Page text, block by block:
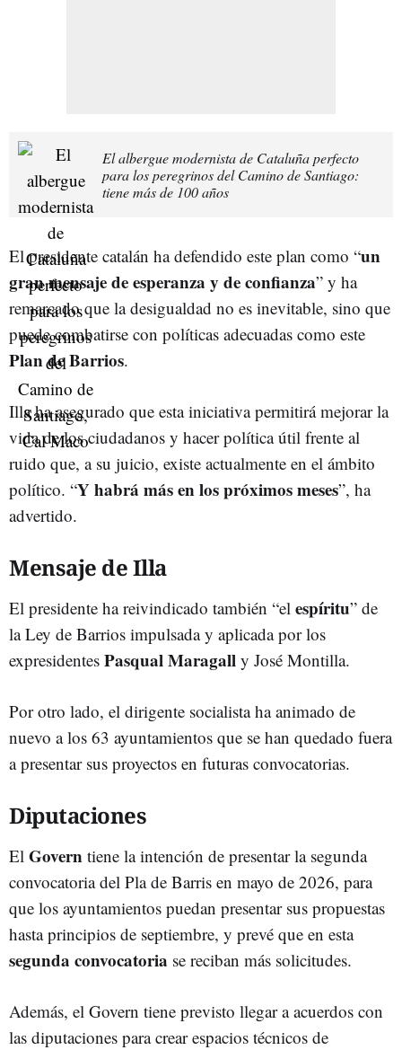
El albergue modernista de Cataluña perfecto
para los peregrinos del Camino de Santiago:
tiene más de 100 años
El presidente catalán ha defendido este plan como “un
gran mensaje de esperanza y de confianza” y ha
remarcado que la desigualdad no es inevitable, sino que
puede combatirse con políticas adecuadas como este
Plan de Barrios.
Illa ha asegurado que esta iniciativa permitirá mejorar la
vida de los ciudadanos y hacer política útil frente al
ruido que, a su juicio, existe actualmente en el ámbito
político. “Y habrá más en los próximos meses”, ha
advertido.
Mensaje de Illa
El presidente ha reivindicado también “el espíritu” de
la Ley de Barrios impulsada y aplicada por los
expresidentes Pasqual Maragall y José Montilla.
Por otro lado, el dirigente socialista ha animado de
nuevo a los 63 ayuntamientos que se han quedado fuera
a presentar sus proyectos en futuras convocatorias.
Diputaciones
El Govern tiene la intención de presentar la segunda
convocatoria del Pla de Barris en mayo de 2026, para
que los ayuntamientos puedan presentar sus propuestas
hasta principios de septiembre, y prevé que en esta
segunda convocatoria se reciban más solicitudes.
Además, el Govern tiene previsto llegar a acuerdos con
las diputaciones para crear espacios técnicos de